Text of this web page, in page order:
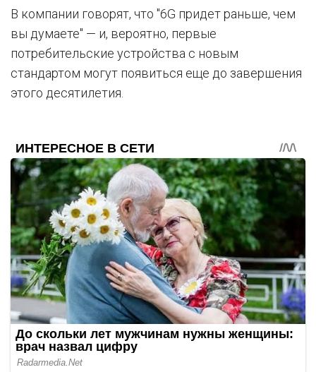
В компании говорят, что "6G придет раньше, чем
вы думаете" — и, вероятно, первые
потребительские устройства с новым
стандартом могут появиться еще до завершения
этого десятилетия.